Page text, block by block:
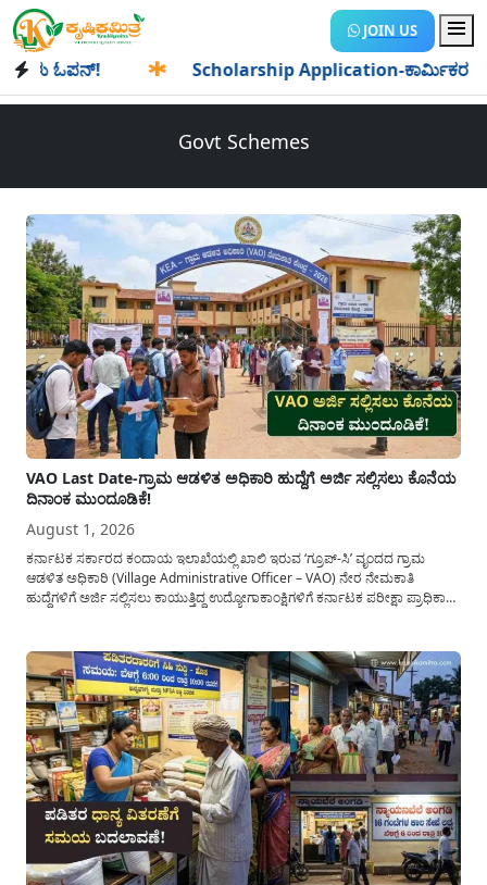
JOIN US
✱ Scholarship Application-ಕಾರ್ಮಿಕರ ಮಕ್ಕಳಿಗೆ
Govt Schemes
VAO Last Date-ಗ್ರಾಮ ಆಡಳಿತ ಅಧಿಕಾರಿ ಹುದ್ದೆಗೆ ಅರ್ಜಿ ಸಲ್ಲಿಸಲು ಕೊನೆಯ
ದಿನಾಂಕ ಮುಂದೂಡಿಕೆ!
August 1, 2026
ಕರ್ನಾಟಕ ಸರ್ಕಾರದ ಕಂದಾಯ ಇಲಾಖೆಯಲ್ಲಿ ಖಾಲಿ ಇರುವ ‘ಗ್ರೂಪ್-ಸಿ’ ವೃಂದದ ಗ್ರಾಮ
ಆಡಳಿತ ಅಧಿಕಾರಿ (Village Administrative Officer – VAO) ನೇರ ನೇಮಕಾತಿ
ಹುದ್ದೆಗಳಿಗೆ ಅರ್ಜಿ ಸಲ್ಲಿಸಲು ಕಾಯುತ್ತಿದ್ದ ಉದ್ಯೋಗಾಕಾಂಕ್ಷಿಗಳಿಗೆ ಕರ್ನಾಟಕ ಪರೀಕ್ಷಾ ಪ್ರಾಧಿಕಾರ